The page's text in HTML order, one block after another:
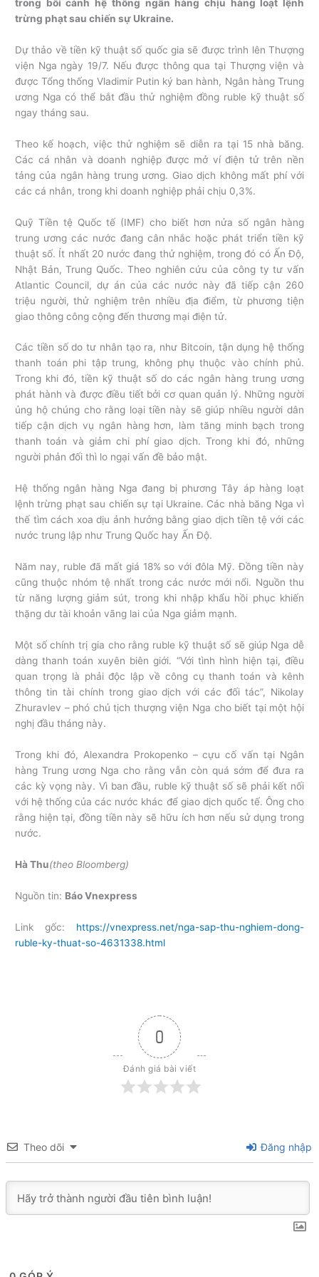
trong bối cảnh hệ thống ngân hàng chịu hàng loạt lệnh
trừng phạt sau chiến sự Ukraine.
Dự thảo về tiền kỹ thuật số quốc gia sẽ được trình lên Thượng
viện Nga ngày 19/7. Nếu được thông qua tại Thượng viện và
được Tổng thống Vladimir Putin ký ban hành, Ngân hàng Trung
ương Nga có thể bắt đầu thử nghiệm đồng ruble kỹ thuật số
ngay tháng sau.
Theo kế hoạch, việc thử nghiệm sẽ diễn ra tại 15 nhà băng.
Các cá nhân và doanh nghiệp được mở ví điện tử trên nền
tảng của ngân hàng trung ương. Giao dịch không mất phí với
các cá nhân, trong khi doanh nghiệp phải chịu 0,3%.
Quỹ Tiền tệ Quốc tế (IMF) cho biết hơn nửa số ngân hàng
trung ương các nước đang cân nhắc hoặc phát triển tiền kỹ
thuật số. Ít nhất 20 nước đang thử nghiệm, trong đó có Ấn Độ,
Nhật Bản, Trung Quốc. Theo nghiên cứu của công ty tư vấn
Atlantic Council, dự án của các nước này đã tiếp cận 260
triệu người, thử nghiệm trên nhiều địa điểm, từ phương tiện
giao thông công cộng đến thương mại điện tử.
Các tiền số do tư nhân tạo ra, như Bitcoin, tận dụng hệ thống
thanh toán phi tập trung, không phụ thuộc vào chính phủ.
Trong khi đó, tiền kỹ thuật số do các ngân hàng trung ương
phát hành và được điều tiết bởi cơ quan quản lý. Những người
ủng hộ chúng cho rằng loại tiền này sẽ giúp nhiều người dân
tiếp cận dịch vụ ngân hàng hơn, làm tăng minh bạch trong
thanh toán và giảm chi phí giao dịch. Trong khi đó, những
người phản đối thì lo ngại vấn đề bảo mật.
Hệ thống ngân hàng Nga đang bị phương Tây áp hàng loạt
lệnh trừng phạt sau chiến sự tại Ukraine. Các nhà băng Nga vì
thế tìm cách xoa dịu ảnh hưởng bằng giao dịch tiền tệ với các
nước trung lập như Trung Quốc hay Ấn Độ.
Năm nay, ruble đã mất giá 18% so với đôla Mỹ. Đồng tiền này
cũng thuộc nhóm tệ nhất trong các nước mới nổi. Nguồn thu
từ năng lượng giảm sút, trong khi nhập khẩu hồi phục khiến
thặng dư tài khoản vãng lai của Nga giảm mạnh.
Một số chính trị gia cho rằng ruble kỹ thuật số sẽ giúp Nga dễ
dàng thanh toán xuyên biên giới. “Với tình hình hiện tại, điều
quan trọng là phải độc lập về công cụ thanh toán và kênh
thông tin tài chính trong giao dịch với các đối tác”, Nikolay
Zhuravlev – phó chủ tịch thượng viện Nga cho biết tại một hội
nghị đầu tháng này.
Trong khi đó, Alexandra Prokopenko – cựu cố vấn tại Ngân
hàng Trung ương Nga cho rằng vẫn còn quá sớm để đưa ra
các kỳ vọng này. Vì ban đầu, ruble kỹ thuật số sẽ phải kết nối
với hệ thống của các nước khác để giao dịch quốc tế. Ông cho
rằng hiện tại, đồng tiền này sẽ hữu ích hơn nếu sử dụng trong
nước.
Hà Thu(theo Bloomberg)
Nguồn tin: Báo Vnexpress
Link gốc: https://vnexpress.net/nga-sap-thu-nghiem-dong-
ruble-ky-thuat-so-4631338.html
0
Đánh giá bài viết
Theo dõi Đăng nhập